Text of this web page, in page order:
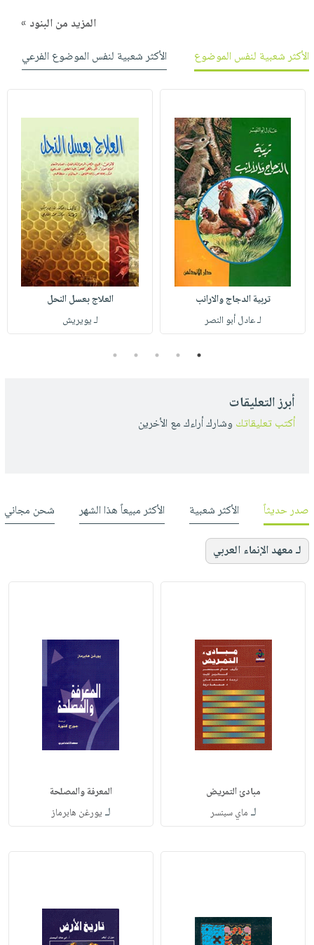
المزيد من البنود »
الأكثر شعبية لنفس الموضوع
الأكثر شعبية لنفس الموضوع الفرعي
تربية الدجاج والارانب
لـ عادل أبو النصر
العلاج بعسل النحل
لـ يويريش
1
2
3
4
5
أبرز التعليقات
أكتب تعليقاتك وشارك أراءك مع الأخرين
صدر حديثاً الأكثر شعبية الأكثر مبيعاً هذا الشهر شحن مجاني
لـ معهد الإنماء العربي
مبادئ التمريض
لـ ماي سبنسر
المعرفة والمصلحة
لـ يورغن هابرماز